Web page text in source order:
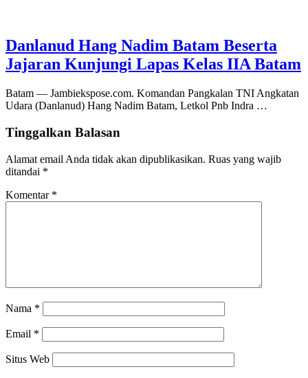
Danlanud Hang Nadim Batam Beserta
Jajaran Kunjungi Lapas Kelas IIA Batam
Batam — Jambiekspose.com. Komandan Pangkalan TNI Angkatan
Udara (Danlanud) Hang Nadim Batam, Letkol Pnb Indra …
Tinggalkan Balasan
Alamat email Anda tidak akan dipublikasikan. Ruas yang wajib
ditandai *
Komentar *
Nama *
Email *
Situs Web